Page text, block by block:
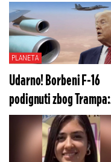
PLANETA
Udarno! Borbeni F-16
podignuti zbog Trampa:
Izdata hitna naredba